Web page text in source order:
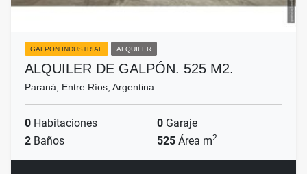
GALPON INDUSTRIAL ALQUILER
ALQUILER DE GALPÓN. 525 M2.
Paraná, Entre Ríos, Argentina
0 Habitaciones 0 Garaje
2 Baños 525 Área m2